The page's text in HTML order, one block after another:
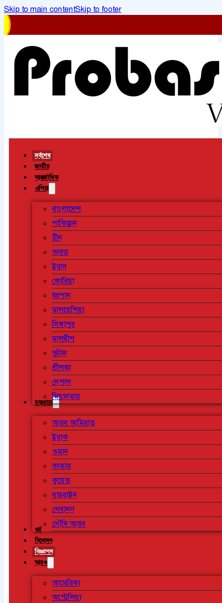
Skip to main contentSkip to footer
সর্বশেষ
জাতীয়
আন্তর্জাতিক
এশিয়া
বাংলাদেশ
পাকিস্তান
চীন
ভারত
ইরান
কোরিয়া
জাপান
মালয়েশিয়া
সিঙ্গাপুর
মালদ্বীপ
ভুটান
শ্রীলঙ্কা
নেপাল
মিয়ানমার
মধ্যপ্রাচ্য
আরব আমিরাত
ইরাক
ওমান
কাতার
কুয়েত
বাহরাইন
লেবানন
সৌদি আরব
ধর্ম
বিনোদন
বিজ্ঞাপন
আরও
আমেরিকা
অস্ট্রেলিয়া